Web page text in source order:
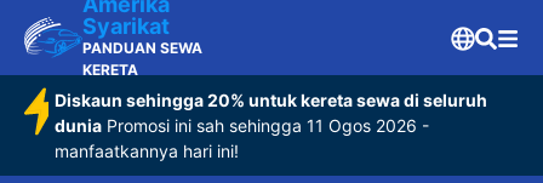
Syarikat
PANDUAN SEWA
KERETA
Diskaun sehingga 20% untuk kereta sewa di seluruh
dunia Promosi ini sah sehingga 11 Ogos 2026 -
manfaatkannya hari ini!